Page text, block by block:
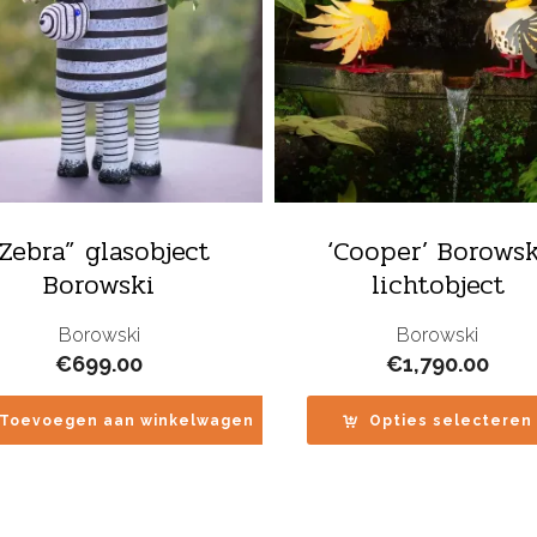
glasobject
Borowski
Borowski
€699.00
aan winkelwagen
‘Cooper’
lichtobject
Borowski
€1,790.00
Opties selecteren